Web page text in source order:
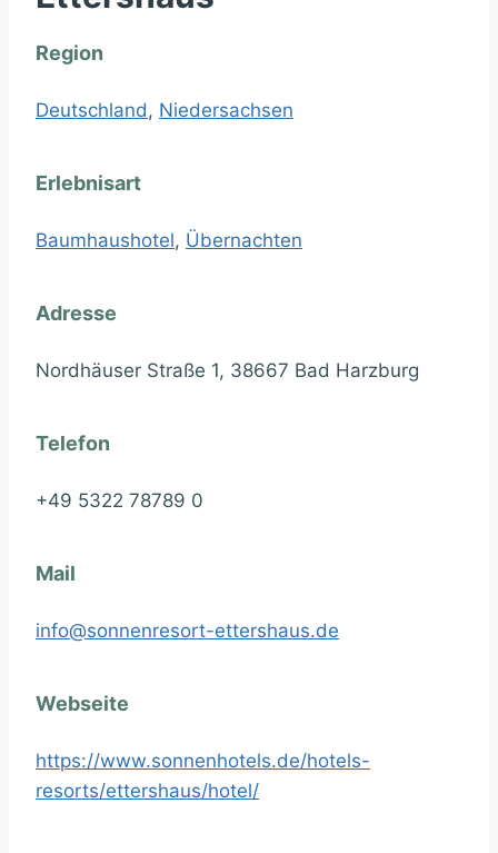
Region
Deutschland , Niedersachsen
Erlebnisart
Baumhaushotel, Übernachten
Adresse
Nordhäuser Straße 1, 38667 Bad Harzburg
Telefon
+49 5322 78789 0
Mail
info@sonnenresort-ettershaus.de
Webseite
https://www.sonnenhotels.de/hotels-
resorts/ettershaus/hotel/